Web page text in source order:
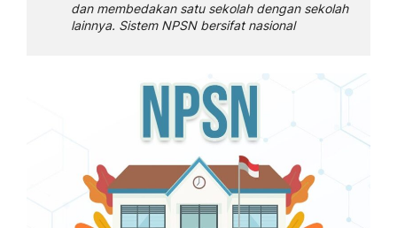
dan membedakan satu sekolah dengan sekolah
lainnya. Sistem NPSN bersifat nasional